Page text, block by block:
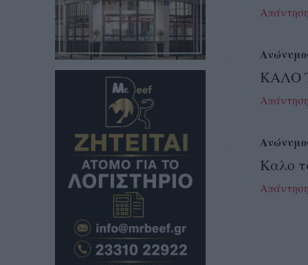
ΚΑΛΟ
Καλο